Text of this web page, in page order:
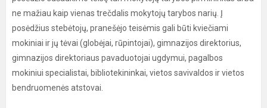
ne mažiau kaip vienas trečdalis mokytojų tarybos narių. Į
posėdžius stebėtojų, pranešėjo teisėmis gali būti kviečiami
mokiniai ir jų tėvai (globėjai, rūpintojai), gimnazijos direktorius,
gimnazijos direktoriaus pavaduotojai ugdymui, pagalbos
mokiniui specialistai, bibliotekininkai, vietos savivaldos ir vietos
bendruomenės atstovai.